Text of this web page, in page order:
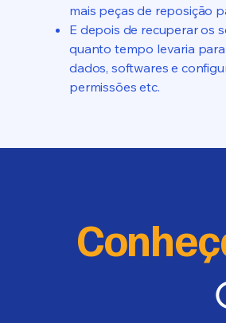
mais peças de reposição
E depois de recuperar os
quanto tempo levaria
dados, softwares e
permissões etc.